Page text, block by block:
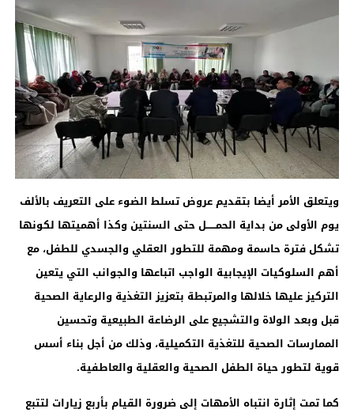
ويتعلق الأمر أيضا بتقديم عروض تسلط الضوء على التعريف بالألف
يوم الأولى من بداية الحمــــــل حتى السنتين وكذا أهميتها لكونها
تشكل فترة حاسمة ومهمة للتطور العقلي والجسدي للطفل، مع
أهم السلوكيات الإيجابية الواجب اتباعها والجوانب التي يتعين
التركيز عليها خلالها والمرتبطة بتعزيز التغذية والرعاية الصحية
قبل وبعد الولاة والتشجيع على الرضاعة الطبيعية وتحسين
الممارسات الصحية للتغذية التكميلية، وذلك من أجل بناء أسس
قوية لتطور حياة الطفل الصحية والعقلية والعاطفية.
كما تمت إثارة انتباه الأمهات إلى ضرورة القيام بأربع زيارات لتتبع